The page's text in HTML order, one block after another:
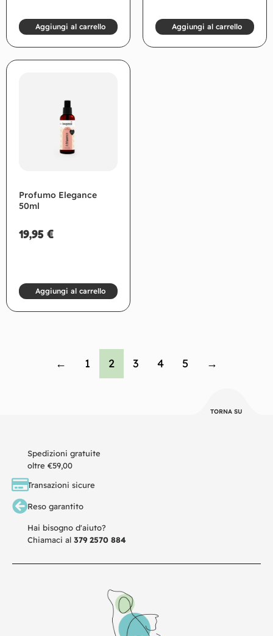
Aggiungi al carrello Aggiungi al carrello
Profumo Elegance
50ml
19,95 €
Aggiungi al carrello
← 1 2 3 4 5 →
TORNA SU
Spedizioni gratuite
oltre €59,00
Transazioni sicure
Reso garantito
Hai bisogno d'aiuto?
Chiamaci al 379 2570 884